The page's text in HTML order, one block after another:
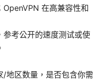
在高兼容性和
参考公开的速度测试或使
/地区数量，是否包含你需